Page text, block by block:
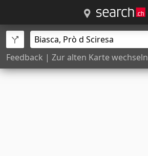
Feedback | Zur alten Karte wechseln